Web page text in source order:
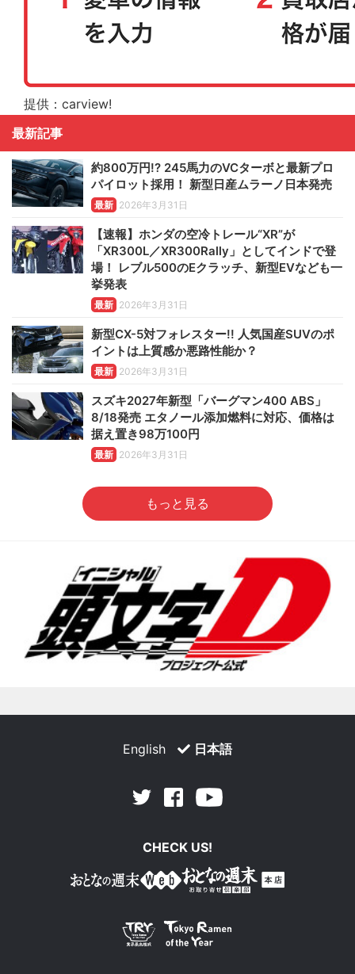
提供：carview!
最新記事
約800万円!? 245馬力のVCターボと最新プロ
パイロット採用！ 新型日産ムラーノ日本発売
最新 2026年3月31日
【速報】ホンダの空冷トレール“XR”が
「XR300L／XR300Rally」としてインドで登
場！ レブル500のEクラッチ、新型EVなども一
挙発表
最新 2026年3月31日
新型CX-5対フォレスター!! 人気国産SUVのポ
イントは上質感か悪路性能か？
最新 2026年3月31日
スズキ2027年新型「バーグマン400 ABS」
8/18発売 エタノール添加燃料に対応、価格は
据え置き98万100円
最新 2026年3月31日
もっと見る
English 日本語
Twitter Facebook
CHECK US!